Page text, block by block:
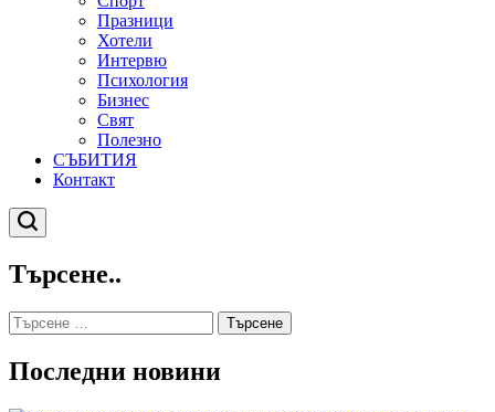
Празници
Хотели
Интервю
Психология
Бизнес
Свят
Полезно
СЪБИТИЯ
Контакт
Търсене
Търсене..
Търсене
за:
Последни новини